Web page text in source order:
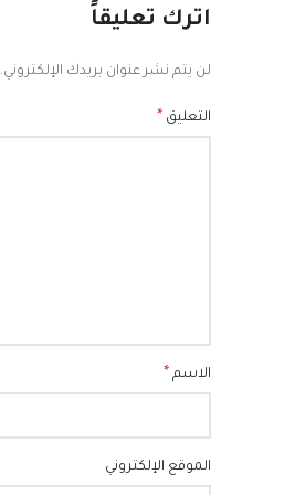
اترك تعليقاً
لن يتم نشر عنوان بريدك الإلكتروني.
التعليق *
الاسم *
الموقع الإلكتروني